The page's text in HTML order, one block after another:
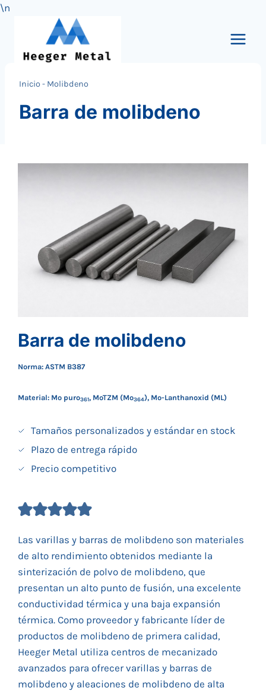
\n
Contenido
Inicio- Molibdeno
Barra de molibdeno
Barra de molibdeno
Norma: ASTM B387
Material: Mo puro361, MoTZM (Mo364), Mo-Lanthanoxid (ML)
Tamaños personalizados y estándar en stock
Plazo de entrega rápido
Precio competitivo
Las varillas y barras de molibdeno son materiales
de alto rendimiento obtenidos mediante la
sinterización de polvo de molibdeno, que
presentan un alto punto de fusión, una excelente
conductividad térmica y una baja expansión
térmica. Como proveedor y fabricante líder de
productos de molibdeno de primera calidad,
Heeger Metal utiliza centros de mecanizado
avanzados para ofrecer varillas y barras de
molibdeno y aleaciones de molibdeno de alta